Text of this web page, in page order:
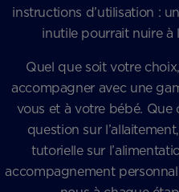
instructions d’utilisation :
inutile pourrait nuire à
Quel que soit votre
accompagner avec une
vous et à votre bébé.
question sur
tutorielle sur
accompagnement